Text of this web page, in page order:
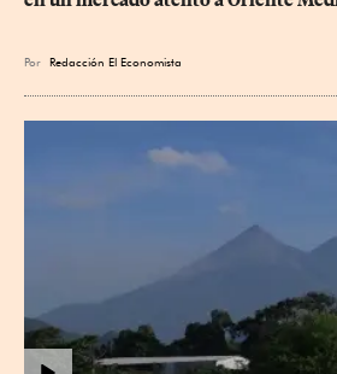
Por Redacción El Economista